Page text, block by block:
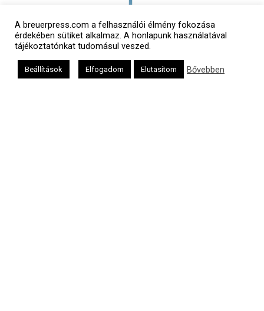
A breuerpress.com a felhasználói élmény fokozása
érdekében sütiket alkalmaz. A honlapunk használatával
tájékoztatónkat tudomásul veszed.
Beállítások Elfogadom Elutasítom Bővebben